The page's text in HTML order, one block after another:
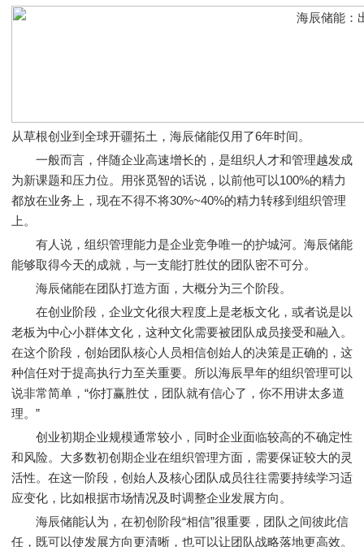
从草根创业到全球开疆拓土，海辰储能仅用了6年时间。
一般而言，伴随企业高速增长的，是组织人才和管理越发成
为新课题和压力位。用张觅智的话说，以前他可以100%的精力
都放在业务上，现在不得不将30%~40%的精力转移到组织管理
上。
有人说，组织管理能力是企业竞争唯一的护城河。海辰储能
能够取得今天的成就，与一支能打胜仗的团队密不可分。
海辰储能在团队打造方面，大概分为三个阶段。
在创业阶段，企业文化很大程度上是老板文化，或者说是以
老板为中心小群体文化，这种文化需要被团队成员接受和融入。
在这个阶段，创始团队核心人员相信创始人的决策是正确的，这
种信任对于提高执行力至关重要。所以海辰早年的组织管理可以
说非常简单，“你打赢胜仗，团队就有信心了，你不用讲太多道
理。”
创业初期企业规模通常较小，同时企业面临较高的不确定性
和风险。大多数初创期企业在组织管理方面，需要保证较大的灵
活性。在这一阶段，创始人及核心团队成员往往需要持续学习适
应变化，比如根据市场情况及时调整企业发展方向。
海辰储能认为，在初创阶段“相信”很重要，团队之间彼此信
任，既可以使发展方向更清晰，也可以让团队战略落地更高效。